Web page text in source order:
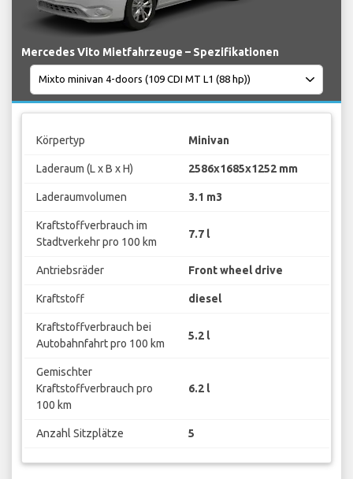
Mercedes Vito Mietfahrzeuge – Spezifikationen
Körpertyp Minivan
Laderaum (L x B x H) 2586x1685x1252 mm
Laderaumvolumen 3.1 m3
Kraftstoffverbrauch im
Stadtverkehr pro 100 km
7.7 l
Antriebsräder Front wheel drive
Kraftstoff diesel
Kraftstoffverbrauch bei
Autobahnfahrt pro 100 km
5.2 l
Gemischter
Kraftstoffverbrauch pro
100 km
6.2 l
Anzahl Sitzplätze 5